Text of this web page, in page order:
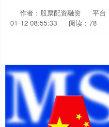
作者：股票配资融资 平台
01-12 08:55:33
阅读：78